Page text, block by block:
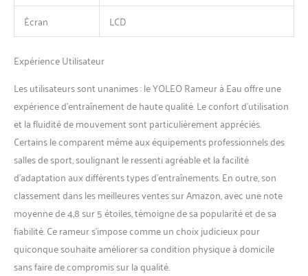
Écran
LCD
Expérience Utilisateur
Les utilisateurs sont unanimes : le YOLEO Rameur à Eau offre une
expérience d’entraînement de haute qualité. Le confort d’utilisation
et la fluidité de mouvement sont particulièrement appréciés.
Certains le comparent même aux équipements professionnels des
salles de sport, soulignant le ressenti agréable et la facilité
d’adaptation aux différents types d’entraînements. En outre, son
classement dans les meilleures ventes sur Amazon, avec une note
moyenne de 4,8 sur 5 étoiles, témoigne de sa popularité et de sa
fiabilité. Ce rameur s’impose comme un choix judicieux pour
quiconque souhaite améliorer sa condition physique à domicile
sans faire de compromis sur la qualité.